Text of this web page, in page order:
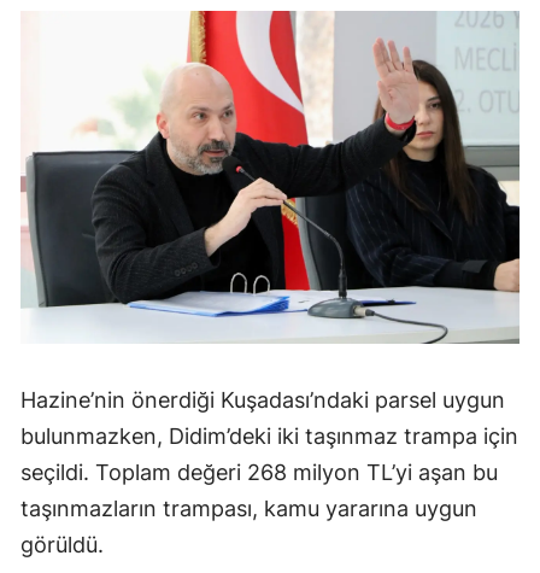
Hazine’nin önerdiği Kuşadası’ndaki parsel uygun
bulunmazken, Didim’deki iki taşınmaz trampa için
seçildi. Toplam değeri 268 milyon TL’yi aşan bu
taşınmazların trampası, kamu yararına uygun
görüldü.